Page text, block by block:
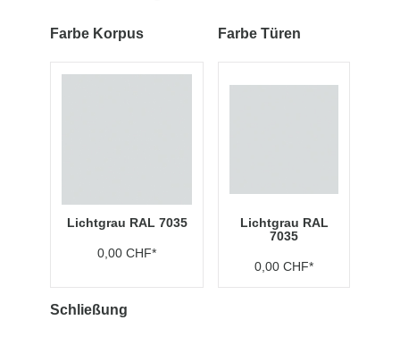
Farbe Korpus
Lichtgrau RAL 7035
0,00 CHF*
Farbe Türen
Lichtgrau RAL
7035
0,00 CHF*
Schließung